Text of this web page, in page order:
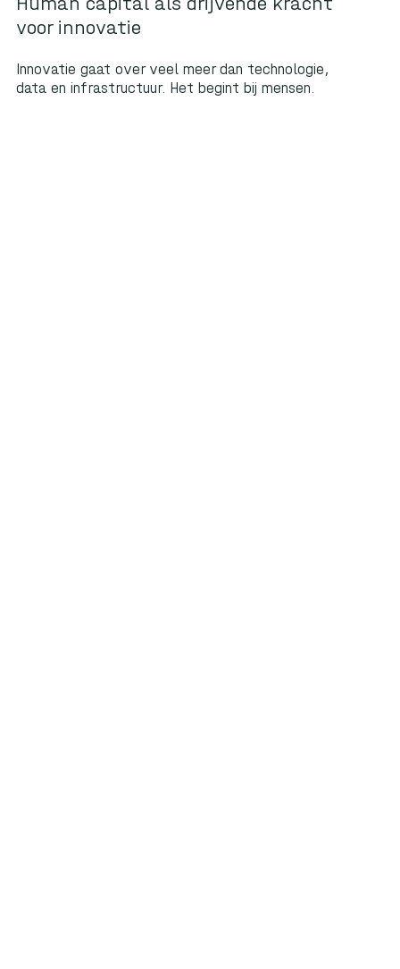
voor innovatie
Innovatie gaat over veel meer dan technologie,
data en infrastructuur. Het begint bij mensen.